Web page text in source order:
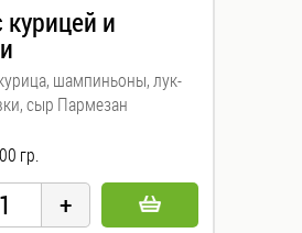
курицей и
шампиньоны, лук-
сыр Пармезан
гр.